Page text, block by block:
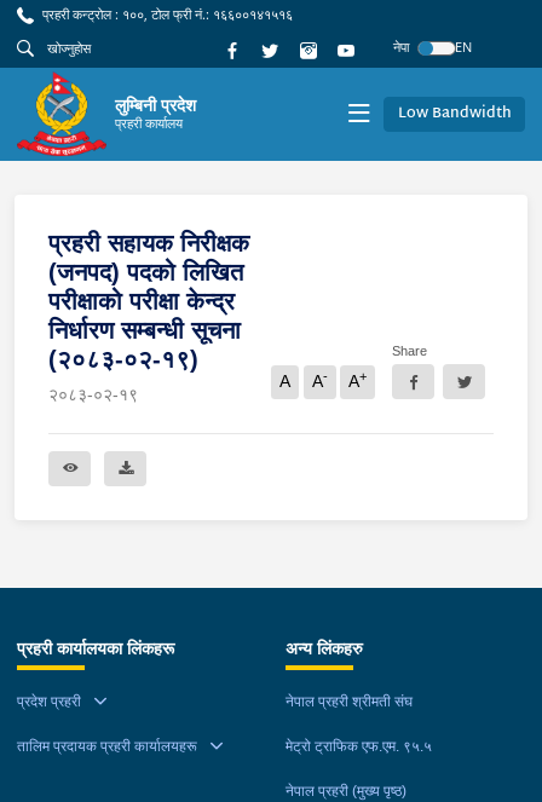
प्रहरी कन्ट्रोल : १००, टोल फ्री नं.: १६६००१४१५१६
नेपा
EN
लुम्बिनी प्रदेश
प्रहरी कार्यालय Low Bandwidth
प्रहरी सहायक निरीक्षक
(जनपद) पदको लिखित
परीक्षाको परीक्षा केन्द्र
निर्धारण सम्बन्धी सूचना
(२०८३-०२-१९)
२०८३-०२-१९
A A- A+
Share
प्रहरी कार्यालयका लिंकहरू
प्रदेश प्रहरी
तालिम प्रदायक प्रहरी कार्यालयहरू
अन्य लिंकहरु
नेपाल प्रहरी श्रीमती संघ
मेट्रो ट्राफिक एफ.एम. ९५.५
नेपाल प्रहरी (मुख्य पृष्ठ)